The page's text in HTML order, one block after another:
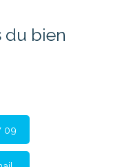
du bien
09